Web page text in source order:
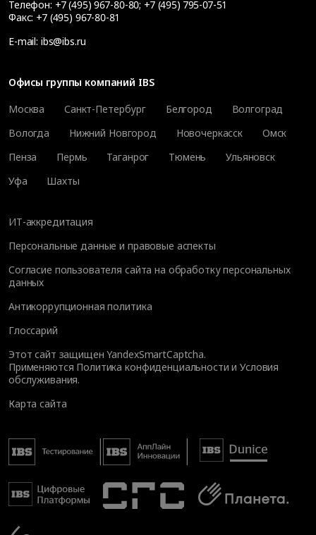
Телефон: +7 (495) 967-80-80; +7 (495) 795-07-51
Факс: +7 (495) 967-80-81
E-mail: ibs@ibs.ru
Офисы группы компаний IBS
Москва
Санкт-Петербург Белгород
Волгоград
Вологда
Нижний Новгород Новочеркасск
Омск
Пенза
Пермь Таганрог Тюмень
Ульяновск
Уфа
Шахты
ИТ-аккредитация
Персональные данные и правовые аспекты
Согласие пользователя сайта на обработку персональных
данных
Антикоррупционная политика
Глоссарий
Этот сайт защищен YandexSmartCaptcha.
Применяются Политика конфиденциальности иУсловия
обслуживания.
Карта сайта